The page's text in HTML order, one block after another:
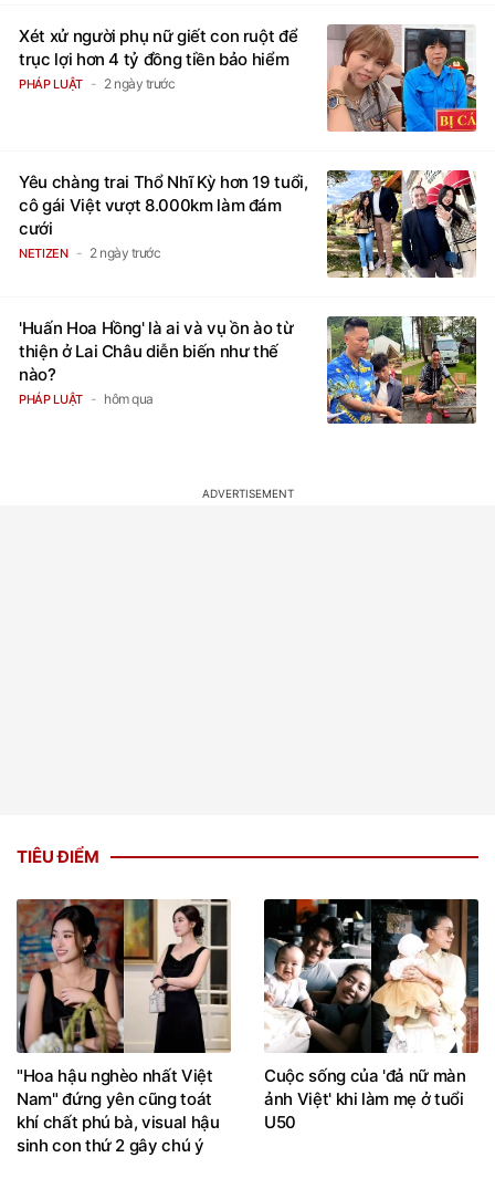
Xét xử người phụ nữ giết con ruột để
trục lợi hơn 4 tỷ đồng tiền bảo hiểm
PHÁP LUẬT 2 ngày trước
Yêu chàng trai Thổ Nhĩ Kỳ hơn 19 tuổi,
cô gái Việt vượt 8.000km làm đám
cưới
NETIZEN 2 ngày trước
'Huấn Hoa Hồng' là ai và vụ ồn ào từ
thiện ở Lai Châu diễn biến như thế
nào?
PHÁP LUẬT hôm qua
TIÊU ĐIỂM
"Hoa hậu nghèo nhất Việt
Nam" đứng yên cũng toát
khí chất phú bà, visual hậu
sinh con thứ 2 gây chú ý
Cuộc sống của 'đả nữ màn
ảnh Việt' khi làm mẹ ở tuổi
U50